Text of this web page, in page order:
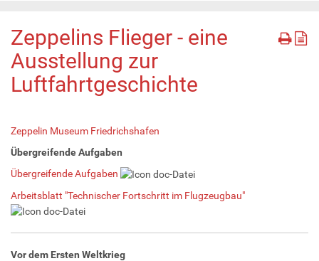
Zeppelins Flieger - eine
Ausstellung zur
Luftfahrtgeschichte
Zeppelin Museum Friedrichshafen
Übergreifende Aufgaben
Übergreifende Aufgaben
Arbeitsblatt "Technischer Fortschritt im Flugzeugbau"
Vor dem Ersten Weltkrieg